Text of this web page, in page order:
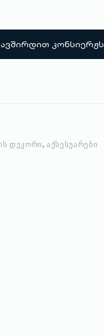
კონსიერჟს
ᲓᲔᲙᲝᲠᲘ,ᲐᲥᲡᲔᲡᲣᲐᲠᲔᲑᲘ